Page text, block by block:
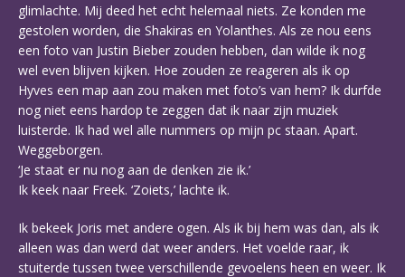
glimlachte. Mij deed het echt helemaal niets. Ze konden me
gestolen worden, die Shakiras en Yolanthes. Als ze nou eens
een foto van Justin Bieber zouden hebben, dan wilde ik nog
wel even blijven kijken. Hoe zouden ze reageren als ik op
Hyves een map aan zou maken met foto’s van hem? Ik durfde
nog niet eens hardop te zeggen dat ik naar zijn muziek
luisterde. Ik had wel alle nummers op mijn pc staan. Apart.
Weggeborgen.
‘Je staat er nu nog aan de denken zie ik.’
Ik keek naar Freek. ‘Zoiets,’ lachte ik.
Ik bekeek Joris met andere ogen. Als ik bij hem was dan, als ik
alleen was dan werd dat weer anders. Het voelde raar, ik
stuiterde tussen twee verschillende gevoelens heen en weer. Ik